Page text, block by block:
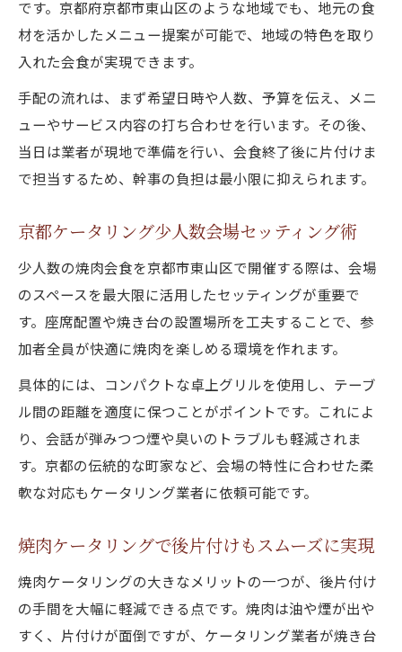
です。京都府京都市東山区のような地域でも、地元の食
材を活かしたメニュー提案が可能で、地域の特色を取り
入れた会食が実現できます。
手配の流れは、まず希望日時や人数、予算を伝え、メニ
ューやサービス内容の打ち合わせを行います。その後、
当日は業者が現地で準備を行い、会食終了後に片付けま
で担当するため、幹事の負担は最小限に抑えられます。
京都ケータリング少人数会場セッティング術
少人数の焼肉会食を京都市東山区で開催する際は、会場
のスペースを最大限に活用したセッティングが重要で
す。座席配置や焼き台の設置場所を工夫することで、参
加者全員が快適に焼肉を楽しめる環境を作れます。
具体的には、コンパクトな卓上グリルを使用し、テーブ
ル間の距離を適度に保つことがポイントです。これによ
り、会話が弾みつつ煙や臭いのトラブルも軽減されま
す。京都の伝統的な町家など、会場の特性に合わせた柔
軟な対応もケータリング業者に依頼可能です。
焼肉ケータリングで後片付けもスムーズに実現
焼肉ケータリングの大きなメリットの一つが、後片付け
の手間を大幅に軽減できる点です。焼肉は油や煙が出や
すく、片付けが面倒ですが、ケータリング業者が焼き台